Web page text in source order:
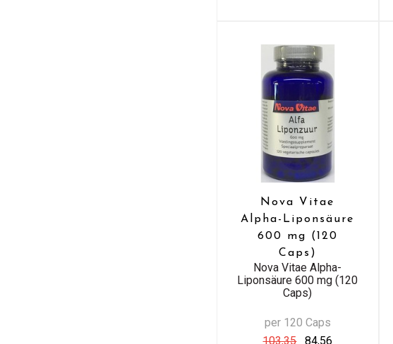
Nova Vitae
Alpha-Liponsäure
600 mg (120
Caps)
Nova Vitae Alpha-
Liponsäure 600 mg (120
Caps)
per 120 Caps
103,35
84,56